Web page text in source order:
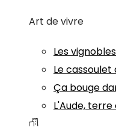
Art de vivre
Les vignobles
Le
Ça bouge
L'Aude, terre